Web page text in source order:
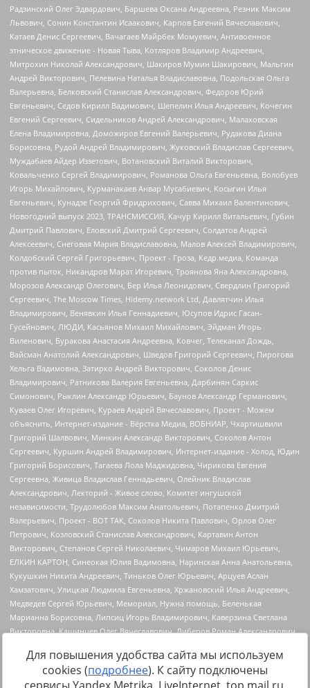
Для повышения удобства сайта мы используем
cookies (подробнее). К сайту подключены